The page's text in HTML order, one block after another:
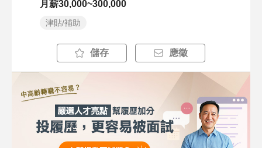
月薪30,000~300,000
津貼/補助
儲存 應徵